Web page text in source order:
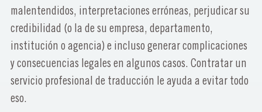
malentendidos, interpretaciones erróneas, perjudicar su
credibilidad (o la de su empresa, departamento,
institución o agencia) e incluso generar complicaciones
y consecuencias legales en algunos casos. Contratar un
servicio profesional de traducción le ayuda a evitar todo
eso.